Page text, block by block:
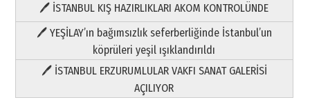
🖊 İSTANBUL KIŞ HAZIRLIKLARI AKOM KONTROLÜNDE
🖊 YEŞİLAY’ın bağımsızlık seferberliğinde İstanbul’un
köprüleri yeşil ışıklandırıldı
🖊 İSTANBUL ERZURUMLULAR VAKFI SANAT GALERİSİ
AÇILIYOR
Yıldırım Gündoğdu
HAVVA’NIN ÜÇ KIZI
09 Temmuz 2026 Perşembe
Yusuf POLAT
Şampiyonluk Sebahattin Şirin’e